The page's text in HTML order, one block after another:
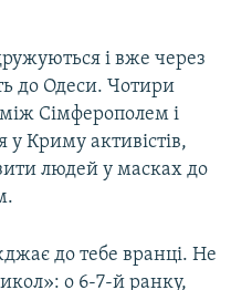
і вже через
до Одеси. Чотири
Сімферополем і
Криму активістів,
людей у масках до
до тебе вранці. Не
о 6-7-й ранку,